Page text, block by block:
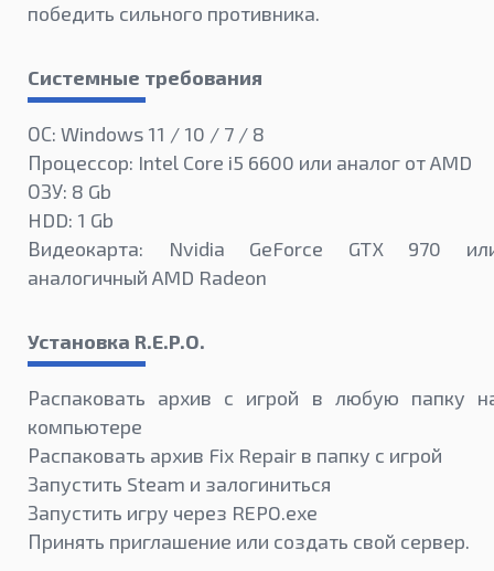
победить сильного противника.
Системные требования
ОС: Windows 11 / 10 / 7 / 8
Процессор: Intel Core i5 6600 или аналог от AMD
ОЗУ: 8 Gb
HDD: 1 Gb
Видеокарта: Nvidia GeForce GTX 970
аналогичный AMD Radeon
Установка R.E.P.O.
Распаковать архив с игрой в любую папку
компьютере
Распаковать архив Fix Repair в папку с игрой
Запустить Steam и залогиниться
Запустить игру через REPO.exe
Принять приглашение или создать свой сервер.